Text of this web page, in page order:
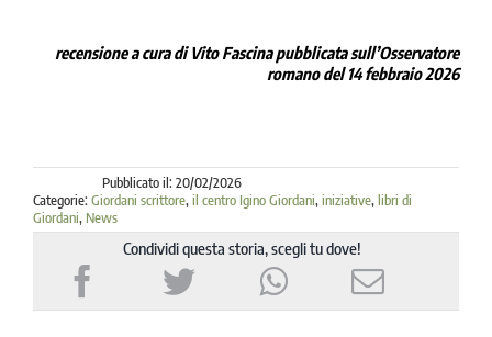
recensione a cura di Vito Fascina pubblicata sull’Osservatore
romano del 14 febbraio 2026
Pubblicato il: 20/02/2026
Categorie:Giordani scrittore,il centro Igino Giordani,iniziative,libri di
Giordani, News
Condividi questa storia, scegli tu dove!